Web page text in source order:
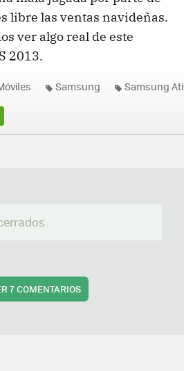
libre las ventas navideñas.
ver algo real de este
2013.
Samsung Samsung
7 COMENTARIOS